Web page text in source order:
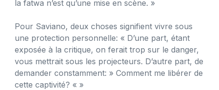
la fatwa n’est qu’une mise en scène. »
Pour Saviano, deux choses signifient vivre sous
une protection personnelle: « D’une part, étant
exposée à la critique, on ferait trop sur le danger,
vous mettrait sous les projecteurs. D’autre part, de
demander constamment: » Comment me libérer de
cette captivité? « »